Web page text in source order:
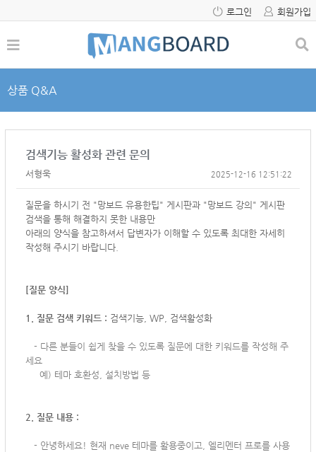
로그인 회원가입
상품 Q&A
검색기능 활성화 관련 문의
서형욱 2025-12-16 12:51:22
질문을 하시기 전 "망보드 유용한팁" 게시판과 "망보드 강의" 게시판
검색을 통해 해결하지 못한 내용만
아래의 양식을 참고하셔서 답변자가 이해할 수 있도록 최대한 자세히
작성해 주시기 바랍니다.
[질문 양식]
1. 질문 검색 키워드 : 검색기능, WP, 검색활성화
- 다른 분들이 쉽게 찾을 수 있도록 질문에 대한 키워드를 작성해 주
세요
예) 테마 호환성, 설치방법 등
2. 질문 내용 :
- 안녕하세요! 현재 neve 테마를 활용중이고, 엘리멘터 프로를 사용